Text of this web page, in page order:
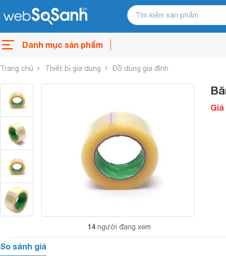
Danh mục sản phẩm
Trang chủ Thiết bị gia dụng Đồ dùng gia đình
14 người đang xem
So sánh giá